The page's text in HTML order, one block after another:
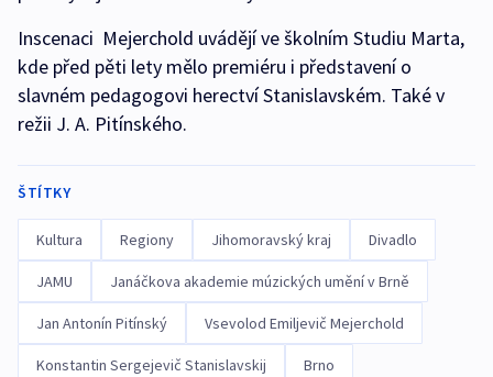
Inscenaci Mejerchold uvádějí ve školním Studiu Marta,
kde před pěti lety mělo premiéru i představení o
slavném pedagogovi herectví Stanislavském. Také v
režii J. A. Pitínského.
ŠTÍTKY
Kultura Regiony Jihomoravský kraj Divadlo
JAMU Janáčkova akademie múzických umění v Brně
Jan Antonín Pitínský Vsevolod Emiljevič Mejerchold
Konstantin Sergejevič Stanislavskij Brno